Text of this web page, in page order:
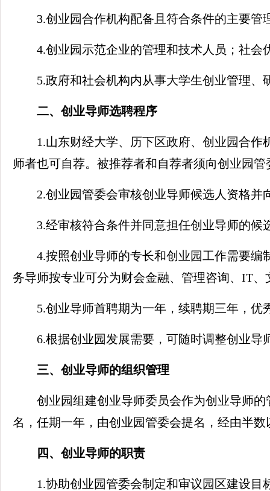
3.创业园合作机构配备且符合条件的主要管
4.创业园示范企业的管理和技术人员；社会
5.政府和社会机构内从事大学生创业管理、
二、创业导师选聘程序
1.山东财经大学、历下区政府、创业园合
师者也可自荐。被推荐者和自荐者须向创业园
2.创业园管委会审核创业导师候选人资格并
3.经审核符合条件并同意担任创业导师的
4.按照创业导师的专长和创业园工作需要
务导师按专业可分为财会金融、管理咨询、IT
5.创业导师首聘期为一年，续聘期三年，优
6.根据创业园发展需要，可随时调整创业
三、创业导师的组织管理
创业园组建创业导师委员会作为创业导师
名，任期一年，由创业园管委会提名，经由半
四、创业导师的职责
1.协助创业园管委会制定和审议园区建设